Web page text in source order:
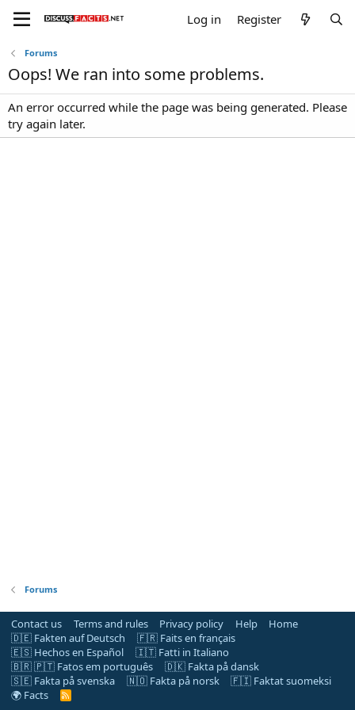
Log in Register
Forums
Oops! We ran into some problems.
An error occurred while the page was being generated. Please
try again later.
Forums
Contact us Terms and rules Privacy policy Help
Home
🇩🇪 Fakten auf Deutsch
🇫🇷 Faits en français
🇪🇸 Hechos en Español
🇮🇹 Fatti in Italiano
🇧🇷 🇵🇹 Fatos em português
🇩🇰 Fakta på dansk
🇸🇪 Fakta på svenska
🇳🇴 Fakta på norsk
🇫🇮 Faktat suomeksi
🌍 Facts
R